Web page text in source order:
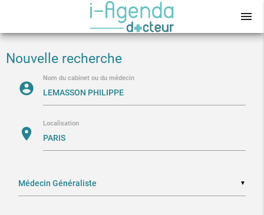
menu
Nouvelle recherche
account_circle
Nom du cabinet ou du médecin
location_on
Localisation
▼